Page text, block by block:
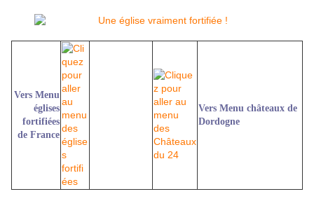
Vers Menu
églises
fortifiées
de France
Vers Menu châteaux de
Dordogne